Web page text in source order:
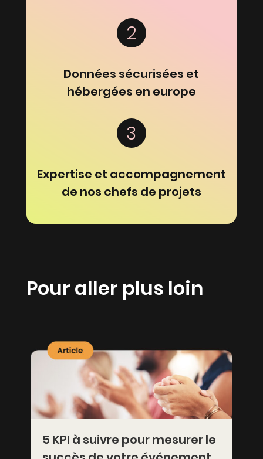
2
Données sécurisées et
hébergées en europe
3
Expertise et accompagnement
de nos chefs de projets
Pour aller plus loin
5 KPI à suivre pour mesurer le